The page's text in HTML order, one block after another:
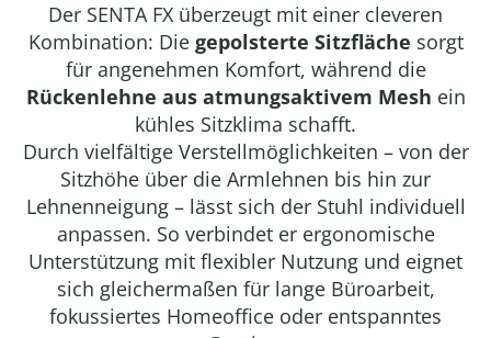
Der SENTA FX überzeugt mit einer cleveren
Kombination: Die gepolsterte Sitzfläche sorgt
für angenehmen Komfort, während die
Rückenlehne aus atmungsaktivem Mesh ein
kühles Sitzklima schafft.
Durch vielfältige Verstellmöglichkeiten – von der
Sitzhöhe über die Armlehnen bis hin zur
Lehnenneigung – lässt sich der Stuhl individuell
anpassen. So verbindet er ergonomische
Unterstützung mit flexibler Nutzung und eignet
sich gleichermaßen für lange Büroarbeit,
fokussiertes Homeoffice oder entspanntes